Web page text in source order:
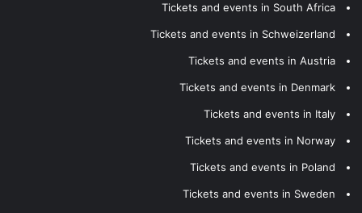
Tickets and events in South Africa
Tickets and events in Schweizerland
Tickets and events in Austria
Tickets and events in Denmark
Tickets and events in Italy
Tickets and events in Norway
Tickets and events in Poland
Tickets and events in Sweden